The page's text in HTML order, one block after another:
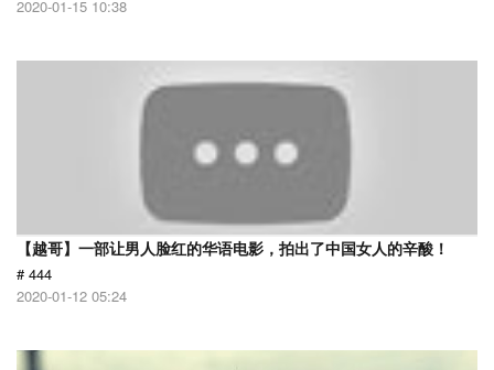
2020-01-15 10:38
【越哥】一部让男人脸红的华语电影，拍出了中国女人的辛酸！
# 444
2020-01-12 05:24